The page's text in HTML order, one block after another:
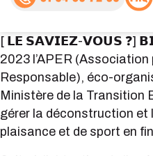
[ 𝗟𝗘 𝗦𝗔𝗩𝗜𝗘𝗭-𝗩𝗢𝗨𝗦 ❓]
2023 l’APER
Responsable), éco-
Ministère de la Transition
gérer la déconstruction et
plaisance et de sport en